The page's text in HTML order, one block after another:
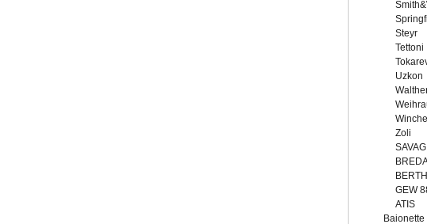
Steyr
Tettoni
Uzkon
Zoli
GEW
ATIS
Baionette